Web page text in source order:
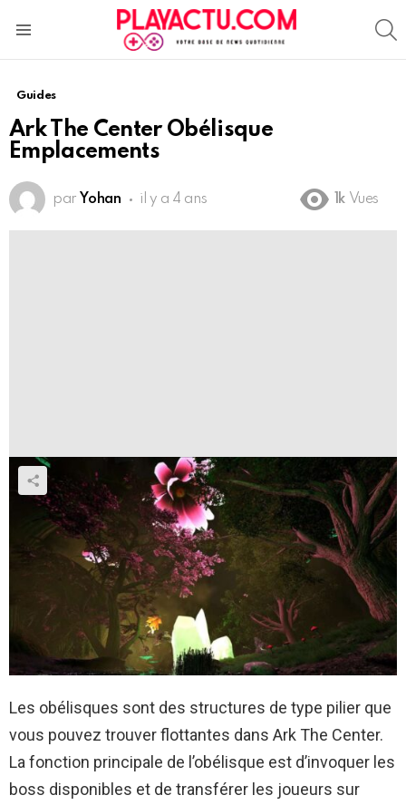
Guides
Ark The Center Obélisque
Emplacements
par Yohan il y a 4 ans 1k Vues
Les obélisques sont des structures de type pilier que
vous pouvez trouver flottantes dans Ark The Center.
La fonction principale de l’obélisque est d’invoquer les
boss disponibles et de transférer les joueurs sur